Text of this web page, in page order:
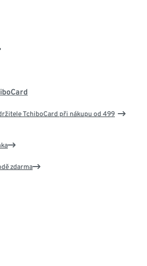
TchiboCard při nákupu od 499
zdarma